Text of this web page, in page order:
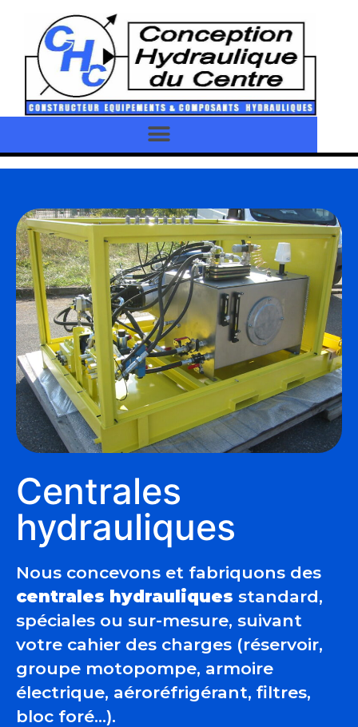
Centrales
hydrauliques
Nous concevons et fabriquons des
centrales hydrauliques standard,
spéciales ou sur-mesure, suivant
votre cahier des charges (réservoir,
groupe motopompe, armoire
électrique, aéroréfrigérant, filtres,
bloc foré…).